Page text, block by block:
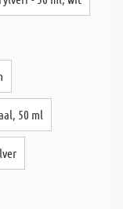
50 ml